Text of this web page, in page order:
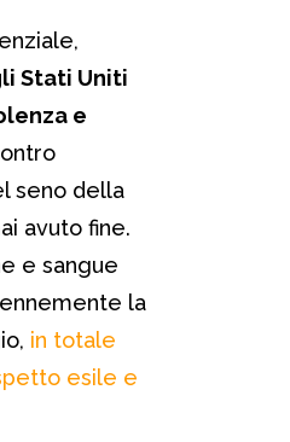
Stati Uniti
e
seno della
avuto fine.
e sangue
la
in totale
esile e